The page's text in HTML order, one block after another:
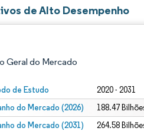
de Alto Desempenho
Geral do Mercado
de Estudo 2020 - 2031
do Mercado (2026) 188.47
do Mercado (2031) 264.58